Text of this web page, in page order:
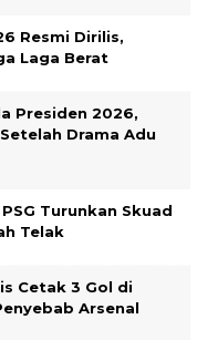
Resmi Dirilis,
Laga Berat
Presiden 2026,
Drama Adu
Turunkan Skuad
Telak
Cetak 3 Gol di
Arsenal